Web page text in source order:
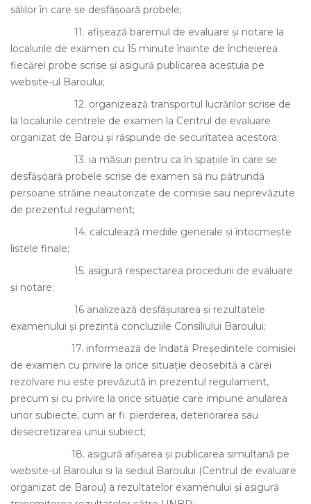
sălilor în care se desfăşoară probele;
11. afişează baremul de evaluare şi notare la
localurile de examen cu 15 minute înainte de încheierea
fiecărei probe scrise şi asigură publicarea acestuia pe
website-ul Baroului;
12. organizează transportul lucrărilor scrise de
la localurile centrele de examen la Centrul de evaluare
organizat de Barou şi răspunde de securitatea acestora;
13. ia măsuri pentru ca în spaţiile în care se
desfăşoară probele scrise de examen să nu pătrundă
persoane străine neautorizate de comisie sau neprevăzute
de prezentul regulament;
14. calculează mediile generale şi întocmeşte
listele finale;
15. asigură respectarea procedurii de evaluare
şi notare;
16 analizează desfăşurarea şi rezultatele
examenului şi prezintă concluziile Consiliului Baroului;
17. informează de îndată Preşedintele comisiei
de examen cu privire la orice situaţie deosebită a cărei
rezolvare nu este prevăzută în prezentul regulament,
precum şi cu privire la orice situaţie care impune anularea
unor subiecte, cum ar fi: pierderea, deteriorarea sau
desecretizarea unui subiect;
18. asigură afişarea şi publicarea simultană pe
website-ul Baroului si la sediul Baroului (Centrul de evaluare
organizat de Barou) a rezultatelor examenului şi asigură